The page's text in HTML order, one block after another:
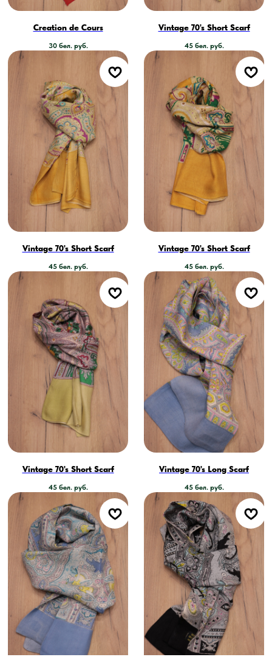
Creation de Cours
30 бел. руб.
Vintage 70's Short Scarf
45 бел. руб.
Vintage 70's Short Scarf
45 бел. руб.
Vintage 70's Short Scarf
45 бел. руб.
Vintage 70's Short Scarf
45 бел. руб.
Vintage 70's Long Scarf
45 бел. руб.